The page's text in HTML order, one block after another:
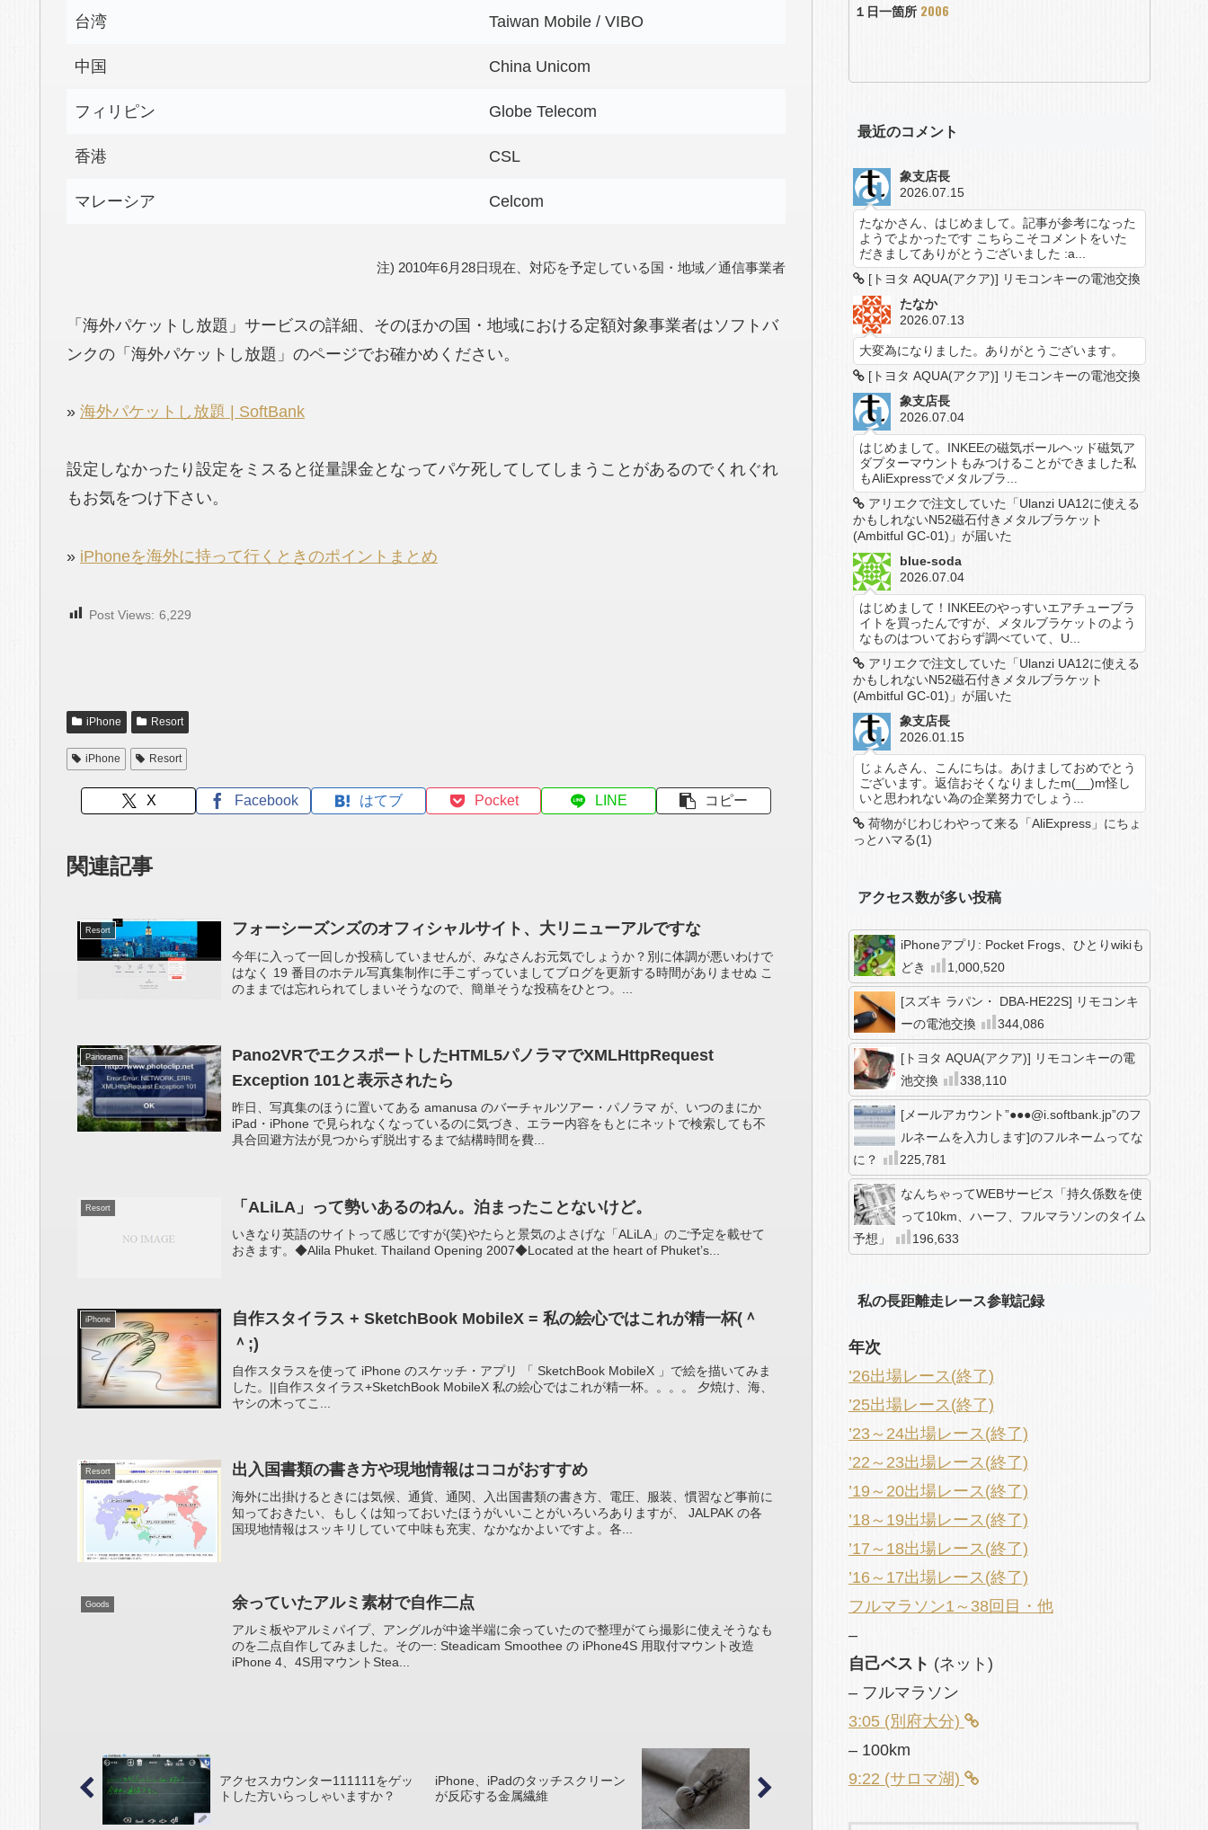
台湾 Taiwan Mobile / VIBO
中国 China Unicom
フィリピン Globe Telecom
香港 CSL
マレーシア Celcom
注) 2010年6月28日現在、対応を予定している国・地域／通信事業者
「海外パケットし放題」サービスの詳細、そのほかの国・地域における定額対象事業者はソフトバ
ンクの「海外パケットし放題」のページでお確かめください。
» 海外パケットし放題 | SoftBank
設定しなかったり設定をミスると従量課金となってパケ死してしてしまうことがあるのでくれぐれ
もお気をつけ下さい。
» iPhoneを海外に持って行くときのポイントまとめ
Post Views: 6,229
iPhone Resort
iPhone Resort
X Facebook はてブ Pocket LINE コピー
関連記事
Resort フォーシーズンズのオフィシャルサイト、大リニューアルですな
今年に入って一回しか投稿していませんが、みなさんお元気でしょうか？別に体調が悪いわけで
はなく 19 番目のホテル写真集制作に手こずっていましてブログを更新する時間がありませぬ こ
のままでは忘れられてしまいそうなので、簡単そうな投稿をひとつ。...
Panorama
Pano2VRでエクスポートしたHTML5パノラマでXMLHttpRequest
Exception 101と表示されたら
昨日、写真集のほうに置いてある amanusa のバーチャルツアー・パノラマ が、いつのまにか
iPad・iPhone で見られなくなっているのに気づき、エラー内容をもとにネットで検索しても不
具合回避方法が見つからず脱出するまで結構時間を費...
Resort 「ALiLA」って勢いあるのねん。泊まったことないけど。
いきなり英語のサイトって感じですが(笑)やたらと景気のよさげな「ALiLA」のご予定を載せて
おきます。◆Alila Phuket. Thailand Opening 2007◆Located at the heart of Phuket’s...
iPhone
自作スタイラス + SketchBook MobileX = 私の絵心ではこれが精一杯(＾
＾;)
自作スタラスを使って iPhone のスケッチ・アプリ 「 SketchBook MobileX 」で絵を描いてみま
した。||自作スタイラス+SketchBook MobileX 私の絵心ではこれが精一杯。。。。 夕焼け、海、
ヤシの木ってこ...
Resort 出入国書類の書き方や現地情報はココがおすすめ
海外に出掛けるときには気候、通貨、通関、入出国書類の書き方、電圧、服装、慣習など事前に
知っておきたい、もしくは知っておいたほうがいいことがいろいろありますが、 JALPAK の各
国現地情報はスッキリしていて中味も充実、なかなかよいですよ。各...
Goods 余っていたアルミ素材で自作二点
アルミ板やアルミパイプ、アングルが中途半端に余っていたので整理がてら撮影に使えそうなも
のを二点自作してみました。その一: Steadicam Smoothee の iPhone4S 用取付マウント改造
iPhone 4、4S用マウントStea...
アクセスカウンター111111をゲッ
トした方いらっしゃいますか？
iPhone、iPadのタッチスクリーン
が反応する金属繊維
１日一箇所 2006
最近のコメント
象支店長
2026.07.15
たなかさん、はじめまして。記事が参考になった
ようでよかったです こちらこそコメントをいた
だきましてありがとうございました :a...
[トヨタ AQUA(アクア)] リモコンキーの電池交換
たなか
2026.07.13
大変為になりました。ありがとうございます。
[トヨタ AQUA(アクア)] リモコンキーの電池交換
象支店長
2026.07.04
はじめまして。INKEEの磁気ボールヘッド磁気ア
ダプターマウントもみつけることができました私
もAliExpressでメタルブラ...
アリエクで注文していた「Ulanzi UA12に使える
かもしれないN52磁石付きメタルブラケット
(Ambitful GC-01)」が届いた
blue-soda
2026.07.04
はじめまして！INKEEのやっすいエアチューブラ
イトを買ったんですが、メタルブラケットのよう
なものはついておらず調べていて、U...
アリエクで注文していた「Ulanzi UA12に使える
かもしれないN52磁石付きメタルブラケット
(Ambitful GC-01)」が届いた
象支店長
2026.01.15
じょんさん、こんにちは。あけましておめでとう
ございます。返信おそくなりましたm(__)m怪し
いと思われない為の企業努力でしょう...
荷物がじわじわやって来る「AliExpress」にちょ
っとハマる(1)
アクセス数が多い投稿
iPhoneアプリ: Pocket Frogs、ひとりwikiも
どき
1,000,520
[スズキ ラパン・ DBA-HE22S] リモコンキ
ーの電池交換
344,086
[トヨタ AQUA(アクア)] リモコンキーの電
池交換
338,110
[メールアカウント”●●●@i.softbank.jp”のフ
ルネームを入力します]のフルネームってな
に？
225,781
なんちゃってWEBサービス「持久係数を使
って10km、ハーフ、フルマラソンのタイム
予想」
196,633
私の長距離走レース参戦記録
年次
’26出場レース(終了)
’25出場レース(終了)
’23～24出場レース(終了)
’22～23出場レース(終了)
’19～20出場レース(終了)
’18～19出場レース(終了)
’17～18出場レース(終了)
’16～17出場レース(終了)
フルマラソン1～38回目・他
–
自己ベスト (ネット)
– フルマラソン
3:05 (別府大分)
– 100km
9:22 (サロマ湖)